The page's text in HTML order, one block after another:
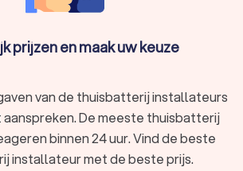
rendement te behalen. Deze
wanneer de energieopslag het
het beter is om stroom van het net
energiesturing
prijzen en maak uw keuze
van de thuisbatterij installateurs
De meeste thuisbatterij
binnen 24 uur. Vind de beste
installateur met de beste prijs.